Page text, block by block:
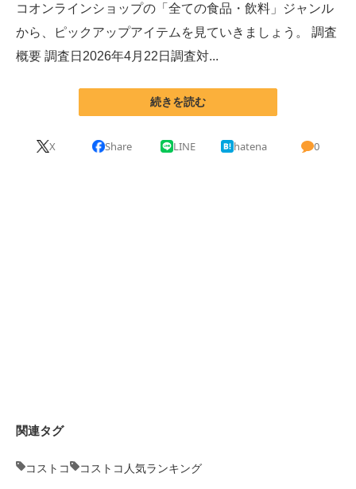
ITの今と未来を見通す
ビジネスと働き方のヒント
コオンラインショップの「全ての食品・飲料」ジャンル
から、ピックアップアイテムを見ていきましょう。 調査
概要 調査日2026年4月22日調査対...
続きを読む
X Share LINE hatena 0
関連タグ
コストコ コストコ人気ランキング